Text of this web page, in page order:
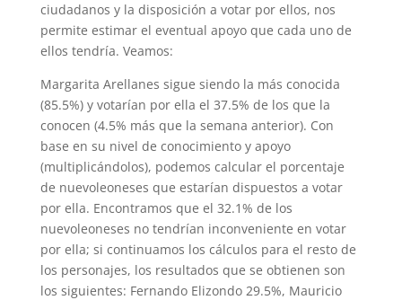
ciudadanos y la disposición a votar por ellos, nos
permite estimar el eventual apoyo que cada uno de
ellos tendría. Veamos:
Margarita Arellanes sigue siendo la más conocida
(85.5%) y votarían por ella el 37.5% de los que la
conocen (4.5% más que la semana anterior). Con
base en su nivel de conocimiento y apoyo
(multiplicándolos), podemos calcular el porcentaje
de nuevoleoneses que estarían dispuestos a votar
por ella. Encontramos que el 32.1% de los
nuevoleoneses no tendrían inconveniente en votar
por ella; si continuamos los cálculos para el resto de
los personajes, los resultados que se obtienen son
los siguientes: Fernando Elizondo 29.5%, Mauricio